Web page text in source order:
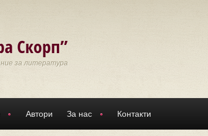
Скорп”
за литература
Автори За нас Контакти